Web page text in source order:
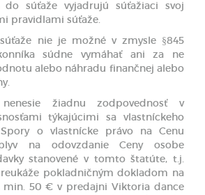
súťaže vyjadrujú súťažiaci svoj
pravidlami súťaže.
nie je možné v zmysle §845
súdne vymáhať ani za ne
alebo náhradu finančnej alebo
žiadnu zodpovednosť v
týkajúcimi sa vlastníckeho
o vlastnícke právo na Cenu
na odovzdanie Ceny osobe
stanovené v tomto štatúte, t.j.
pokladničným dokladom na
min. 50 € v predajni Viktoria dance